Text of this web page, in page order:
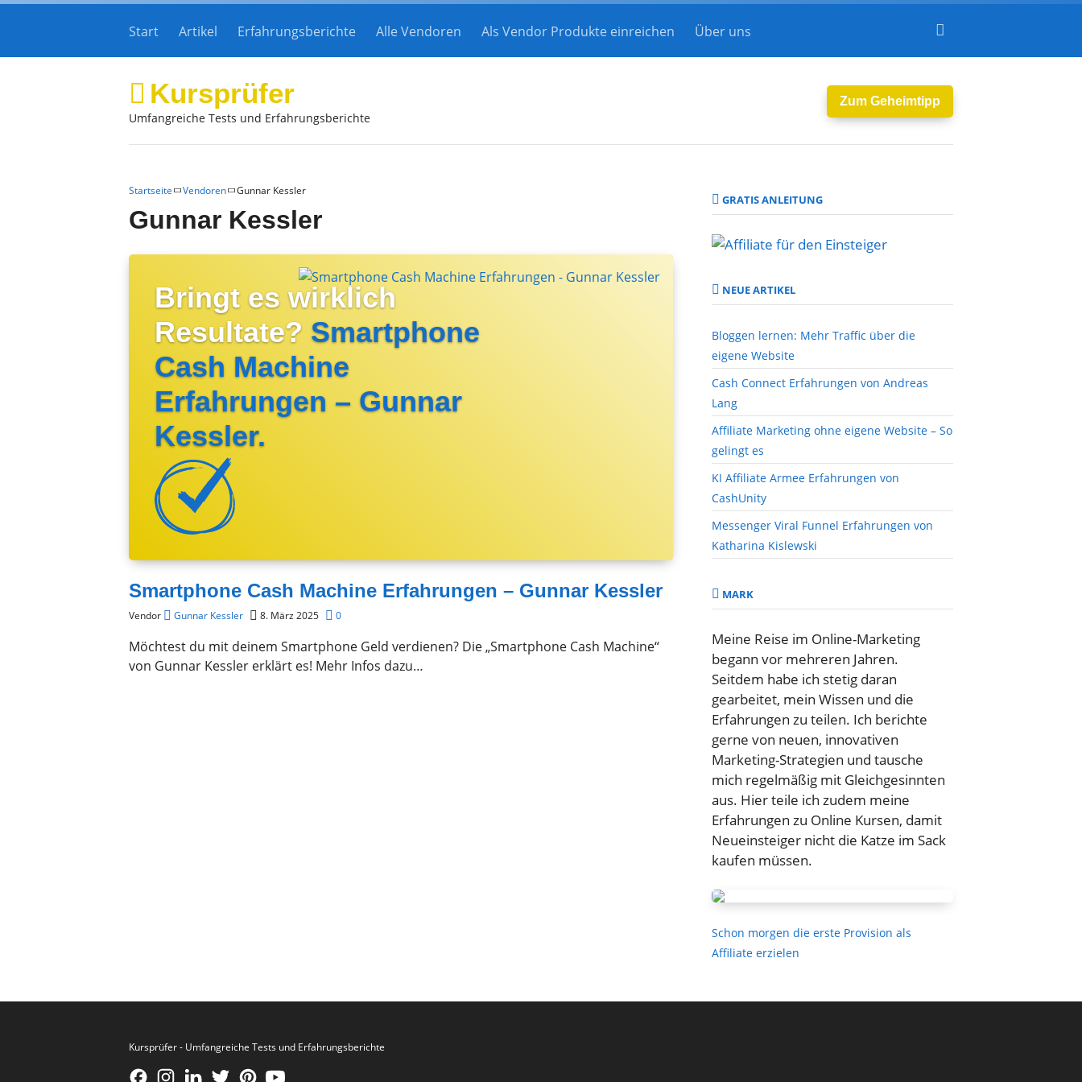
Start Artikel Erfahrungsberichte Alle Vendoren Als Vendor Produkte einreichen Über uns
Kursprüfer
Umfangreiche Tests und Erfahrungsberichte
Zum Geheimtipp
Startseite Vendoren Gunnar Kessler
Gunnar Kessler
Bringt es wirklich
Resultate? Smartphone
Cash Machine
Erfahrungen – Gunnar
Kessler.
Smartphone Cash Machine Erfahrungen – Gunnar Kessler
Vendor Gunnar Kessler 8. März 2025 0
Möchtest du mit deinem Smartphone Geld verdienen? Die „Smartphone Cash Machine“
von Gunnar Kessler erklärt es! Mehr Infos dazu…
GRATIS ANLEITUNG
NEUE ARTIKEL
Bloggen lernen: Mehr Traffic über die
eigene Website
Cash Connect Erfahrungen von Andreas
Lang
Affiliate Marketing ohne eigene Website – So
gelingt es
KI Affiliate Armee Erfahrungen von
CashUnity
Messenger Viral Funnel Erfahrungen von
Katharina Kislewski
MARK
Meine Reise im Online-Marketing
begann vor mehreren Jahren.
Seitdem habe ich stetig daran
gearbeitet, mein Wissen und die
Erfahrungen zu teilen. Ich berichte
gerne von neuen, innovativen
Marketing-Strategien und tausche
mich regelmäßig mit Gleichgesinnten
aus. Hier teile ich zudem meine
Erfahrungen zu Online Kursen, damit
Neueinsteiger nicht die Katze im Sack
kaufen müssen.
Schon morgen die erste Provision als
Affiliate erzielen
Kursprüfer - Umfangreiche Tests und Erfahrungsberichte